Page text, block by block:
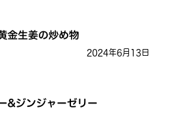
金生姜の炒め物
2024年6月13日
&ジンジャーゼリー